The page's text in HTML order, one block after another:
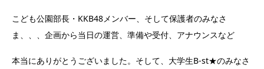
こども公園部長・KKB48メンバー、そして保護者のみなさ
ま、、、企画から当日の運営、準備や受付、アナウンスなど
本当にありがとうございました。そして、大学生B-st★のみなさ